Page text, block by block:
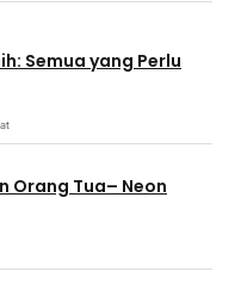
Semua yang Perlu
Orang Tua– Neon